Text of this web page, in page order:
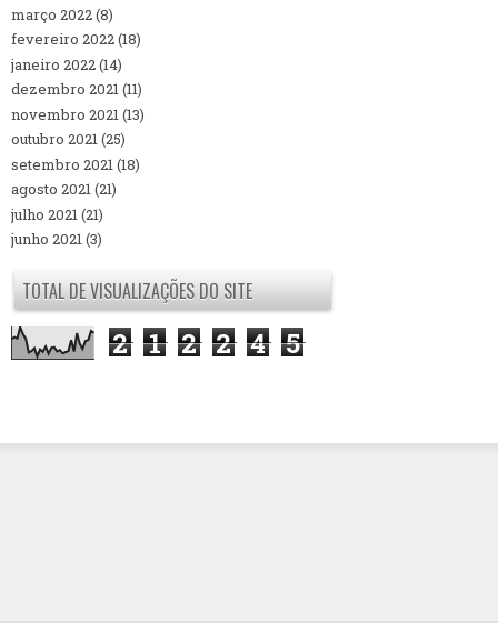
março 2022(8)
fevereiro 2022(18)
janeiro 2022(14)
dezembro 2021(11)
novembro 2021(13)
outubro 2021(25)
setembro 2021(18)
agosto 2021(21)
julho 2021(21)
junho 2021(3)
TOTAL DE VISUALIZAÇÕES DO SITE
2 1 2 2 4 5